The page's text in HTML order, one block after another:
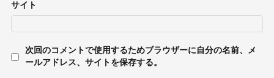
サイト
次回のコメントで使用するためブラウザーに自分の名前、メ
ールアドレス、サイトを保存する。